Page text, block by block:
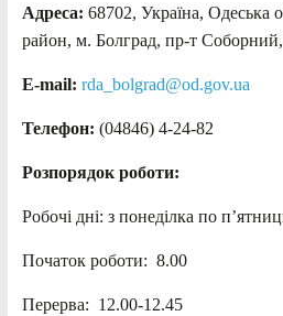
Адреса: 68702, Україна, Одеська
район, м. Болград, пр-т
E-mail: rda_bolgrad@od.gov.ua
Телефон: (04846) 4-24-82
Розпорядок роботи:
Робочі дні: з понеділка по
Початок роботи: 8.00
Перерва: 12.00-12.45